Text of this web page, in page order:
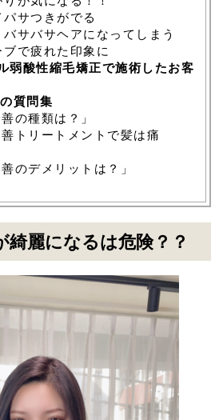
サつきがでる
サバサヘアになってしまう
で疲れた印象に
弱酸性縮毛矯正で施術したお客
質問集
の種類は？」
トリートメントで髪は痛
のデメリットは？」
綺麗になるは危険？？